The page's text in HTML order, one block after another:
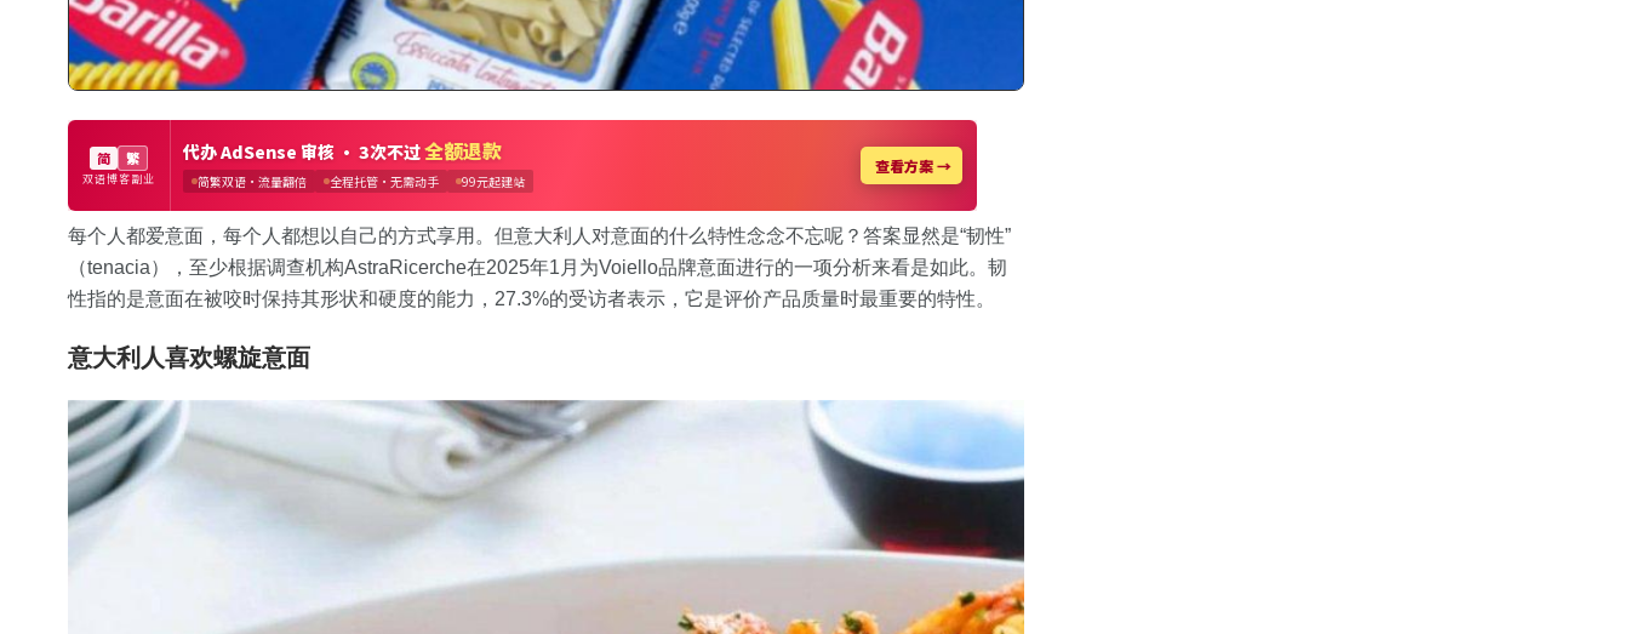
每个人都爱意面，每个人都想以自己的方式享用。但意大利人对意面的什么特性念念不忘呢？答案显然是“韧性”
（tenacia），至少根据调查机构AstraRicerche在2025年1月为Voiello品牌意面进行的一项分析来看是如此。韧
性指的是意面在被咬时保持其形状和硬度的能力，27.3%的受访者表示，它是评价产品质量时最重要的特性。
意大利人喜欢螺旋意面